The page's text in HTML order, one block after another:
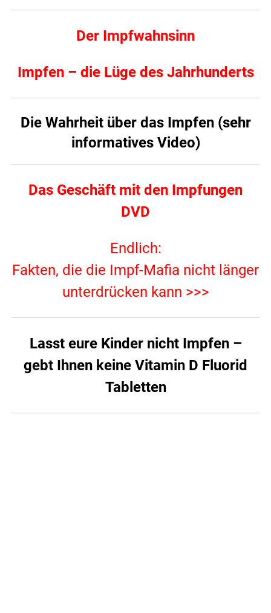
Der Impfwahnsinn
Impfen – die Lüge des Jahrhunderts
Die Wahrheit über das Impfen (sehr
informatives Video)
Das Geschäft mit den Impfungen
DVD
Endlich:
Fakten, die die Impf-Mafia nicht länger
unterdrücken kann >>>
Lasst eure Kinder nicht Impfen –
gebt Ihnen keine Vitamin D Fluorid
Tabletten